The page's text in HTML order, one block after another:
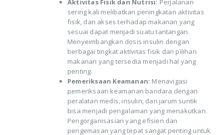
Aktivitas Fisik dan Nutrisi: Perjalanan
sering kali melibatkan peningkatan aktivitas
fisik, dan akses terhadap makanan yang
sesuai dapat menjadi suatu tantangan.
Menyeimbangkan dosis insulin dengan
berbagai tingkat aktivitas fisik dan pilihan
makanan yang tersedia menjadi hal yang
penting.
Pemeriksaan Keamanan: Menavigasi
pemeriksaan keamanan bandara dengan
peralatan medis, insulin, dan jarum suntik
bisa menjadi pengalaman yang menakutkan.
Pengorganisasian yang efisien dan
pengemasan yang tepat sangat penting untuk